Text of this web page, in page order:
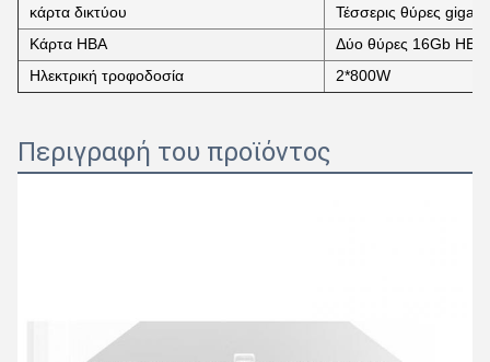
κάρτα δικτύου
Τέσσερις θύρες gigabit
Κάρτα HBA
Δύο θύρες 16Gb HBA
Ηλεκτρική τροφοδοσία
2*800W
Περιγραφή του προϊόντος